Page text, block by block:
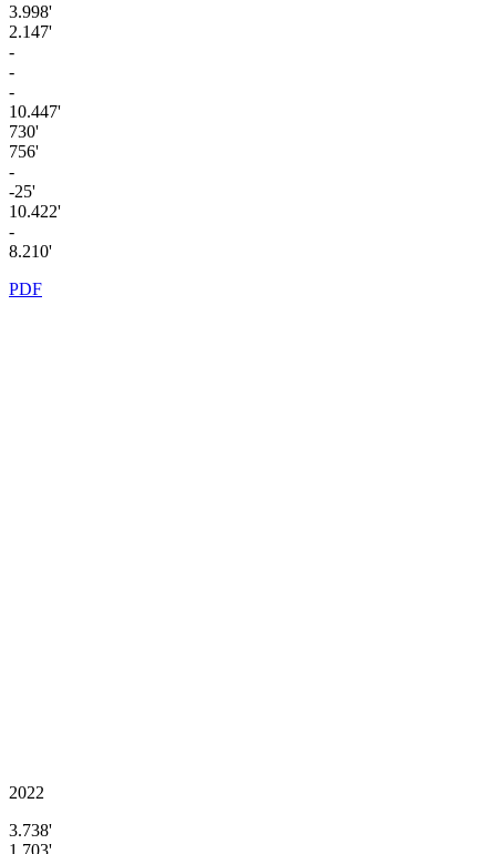
3.998'
2.147'
-
-
-
10.447'
730'
756'
-
-25'
10.422'
-
8.210'
PDF
2022
3.738'
1.703'